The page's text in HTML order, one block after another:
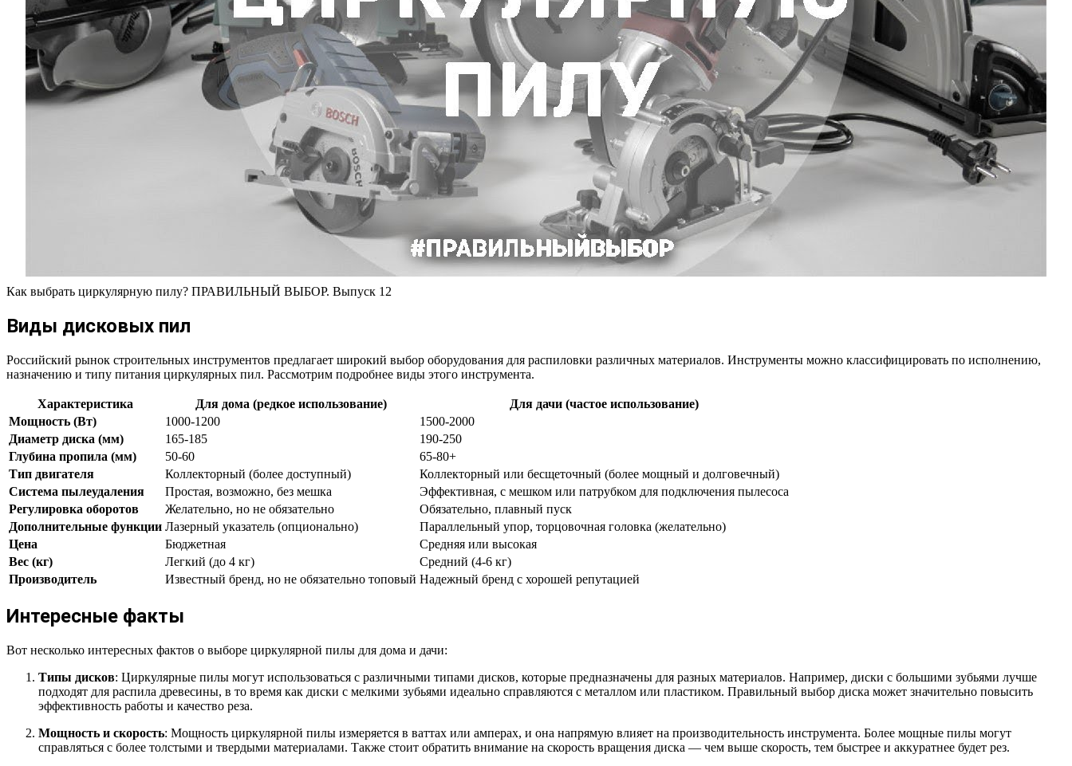
Как выбрать циркулярную пилу? ПРАВИЛЬНЫЙ ВЫБОР. Выпуск 12
Виды дисковых пил
Российский рынок строительных инструментов предлагает широкий выбор оборудования для распиловки различных материалов. Инструменты можно классифицировать по исполнению,
назначению и типу питания циркулярных пил. Рассмотрим подробнее виды этого инструмента.
Характеристика Для дома (редкое использование)
Для дачи (частое использование)
Мощность (Вт)
1000-1200
1500-2000
Диаметр диска (мм)
165-185
190-250
Глубина пропила (мм)
50-60
65-80+
Тип двигателя
Коллекторный (более доступный)
Коллекторный или бесщеточный (более мощный и долговечный)
Система пылеудаления
Простая, возможно, без мешка
Эффективная, с мешком или патрубком для подключения пылесоса
Регулировка оборотов
Желательно, но не обязательно
Обязательно, плавный пуск
Дополнительные функции Лазерный указатель (опционально)
Параллельный упор, торцовочная головка (желательно)
Цена
Бюджетная
Средняя или высокая
Вес (кг)
Легкий (до 4 кг)
Средний (4-6 кг)
Производитель
Известный бренд, но не обязательно топовый Надежный бренд с хорошей репутацией
Интересные факты
Вот несколько интересных фактов о выборе циркулярной пилы для дома и дачи:
Типы дисков: Циркулярные пилы могут использоваться с различными типами дисков, которые предназначены для разных материалов. Например, диски с большими зубьями лучше
подходят для распила древесины, в то время как диски с мелкими зубьями идеально справляются с металлом или пластиком. Правильный выбор диска может значительно повысить
эффективность работы и качество реза.
Мощность и скорость: Мощность циркулярной пилы измеряется в ваттах или амперах, и она напрямую влияет на производительность инструмента. Более мощные пилы могут
справляться с более толстыми и твердыми материалами. Также стоит обратить внимание на скорость вращения диска — чем выше скорость, тем быстрее и аккуратнее будет рез.